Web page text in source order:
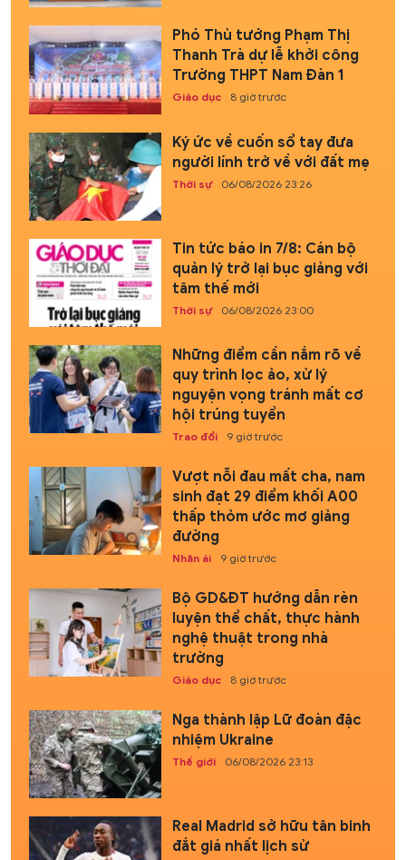
Phó Thủ tướng Phạm Thị
Thanh Trà dự lễ khởi công
Trường THPT Nam Đàn 1
Giáo dục 8 giờ trước
Ký ức về cuốn sổ tay đưa
người lính trở về với đất mẹ
Thời sự 06/08/2026 23:26
Tin tức báo in 7/8: Cán bộ
quản lý trở lại bục giảng với
tâm thế mới
Thời sự 06/08/2026 23:00
Những điểm cần nắm rõ về
quy trình lọc ảo, xử lý
nguyện vọng tránh mất cơ
hội trúng tuyển
Trao đổi 9 giờ trước
Vượt nỗi đau mất cha, nam
sinh đạt 29 điểm khối A00
thấp thỏm ước mơ giảng
đường
Nhân ái 9 giờ trước
Bộ GD&ĐT hướng dẫn rèn
luyện thể chất, thực hành
nghệ thuật trong nhà
trường
Giáo dục 8 giờ trước
Nga thành lập Lữ đoàn đặc
nhiệm Ukraine
Thế giới 06/08/2026 23:13
Real Madrid sở hữu tân binh
đắt giá nhất lịch sử